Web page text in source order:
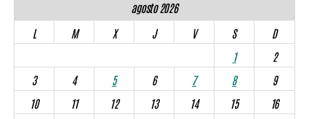
agosto 2026
L
M X J V S
D
1
2
3
4 5 6 7 8
9
10
11 12 13 14 15
16